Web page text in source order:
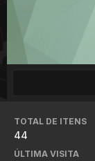
TOTAL DE ITENS
44
ÚLTIMA VISITA